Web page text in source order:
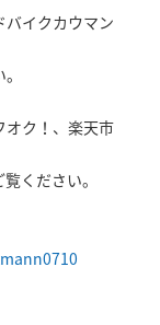
バイクカウマン
オク！、楽天市
ください。